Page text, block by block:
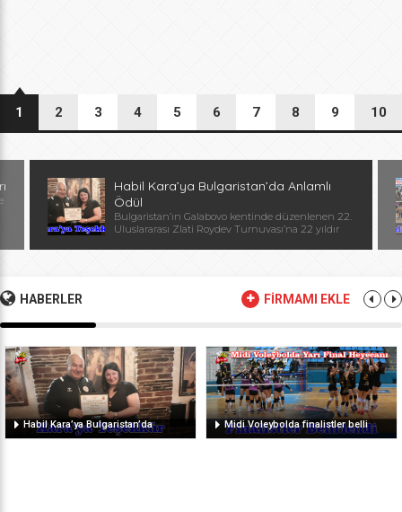
1 2 3 4 5 6 7 8 9 10
Habil Kara’ya Bulgaristan’da Anlamlı
Ödül
Bulgaristan’ın Galabovo kentinde düzenlenen 22.
Uluslararası Zlati Roydev Turnuvası’na 22 yıldır
Federasyonu Başkanı, Avrupa ve Dünya
Şampiyonu, olimpiyat ikincisi Stanka Zlateva
HABERLER FİRMAMI EKLE
Habil Kara’ya Bulgaristan’da Midi Voleybolda finalistler belli